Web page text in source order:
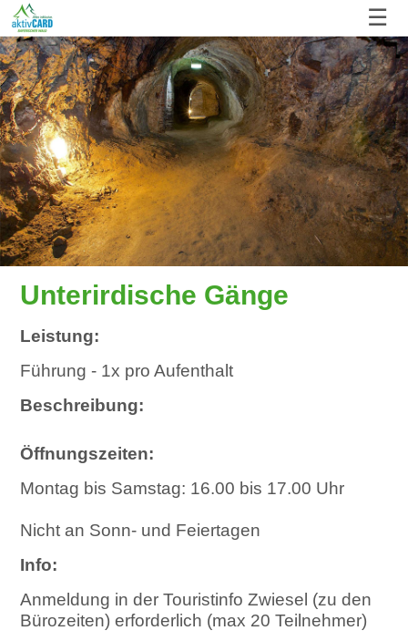
☰
Unterirdische Gänge
Leistung:
Führung - 1x pro Aufenthalt
Beschreibung:
Öffnungszeiten:
Montag bis Samstag: 16.00 bis 17.00 Uhr
Nicht an Sonn- und Feiertagen
Info:
Anmeldung in der Touristinfo Zwiesel (zu den
Bürozeiten) erforderlich (max 20 Teilnehmer)